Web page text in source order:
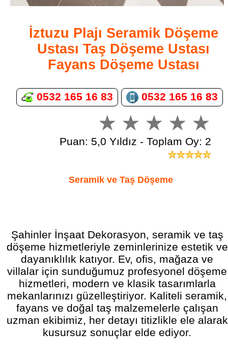
İztuzu Plajı Seramik Döşeme
Ustası Taş Döşeme Ustası
Fayans Döşeme Ustası
0532 165 16 83 0532 165 16 83
Puan: 5,0 Yıldız - Toplam Oy: 2
Seramik ve Taş Döşeme
Şahinler İnşaat Dekorasyon, seramik ve taş
döşeme hizmetleriyle zeminlerinize estetik ve
dayanıklılık katıyor. Ev, ofis, mağaza ve
villalar için sunduğumuz profesyonel döşeme
hizmetleri, modern ve klasik tasarımlarla
mekanlarınızı güzelleştiriyor. Kaliteli seramik,
fayans ve doğal taş malzemelerle çalışan
uzman ekibimiz, her detayı titizlikle ele alarak
kusursuz sonuçlar elde ediyor.